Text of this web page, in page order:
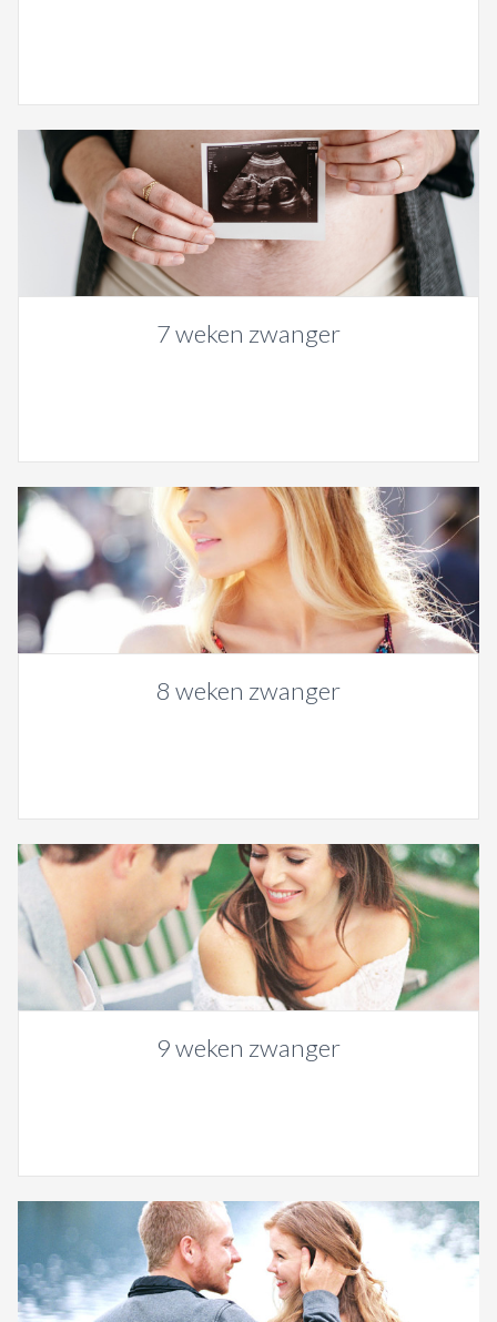
7 weken zwanger
8 weken zwanger
9 weken zwanger